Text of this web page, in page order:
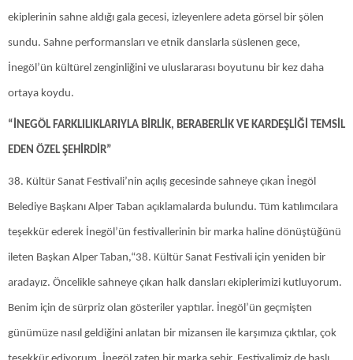
ekiplerinin sahne aldığı gala gecesi, izleyenlere adeta görsel bir şölen
sundu. Sahne performansları ve etnik danslarla süslenen gece,
İnegöl’ün kültürel zenginliğini ve uluslararası boyutunu bir kez daha
ortaya koydu.
“İNEGÖL FARKLILIKLARIYLA BİRLİK, BERABERLİK VE KARDEŞLİĞİ TEMSİL
EDEN ÖZEL ŞEHİRDİR”
38. Kültür Sanat Festivali’nin açılış gecesinde sahneye çıkan İnegöl
Belediye Başkanı Alper Taban açıklamalarda bulundu. Tüm katılımcılara
teşekkür ederek İnegöl’ün festivallerinin bir marka haline dönüştüğünü
ileten Başkan Alper Taban,“38. Kültür Sanat Festivali için yeniden bir
aradayız. Öncelikle sahneye çıkan halk dansları ekiplerimizi kutluyorum.
Benim için de sürpriz olan gösteriler yaptılar. İnegöl’ün geçmişten
günümüze nasıl geldiğini anlatan bir mizansen ile karşımıza çıktılar, çok